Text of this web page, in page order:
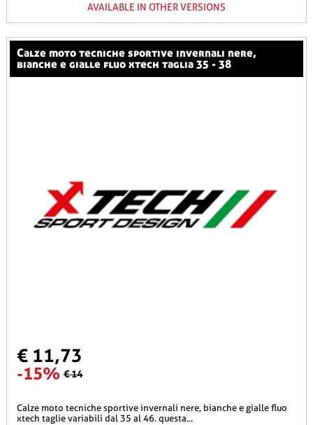
AVAILABLE IN OTHER VERSIONS
calze moto tecniche sportive invernali nere,
bianche e gialle fluo xtech taglia 35 - 38
€ 11,73
-15% € 14
calze moto tecniche sportive invernali nere, bianche e gialle fluo
xtech taglie variabili dal 35 al 46. questa...